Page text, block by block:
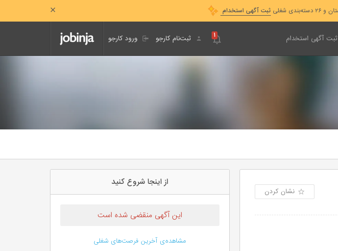
ثبت آگهی استخدام
ثبت آگهی استخدام ورود کارجو ثبت‌نام کارجو ۱
نشان کردن
از اینجا شروع کنید
این آگهی منقضی شده است
مشاهده‌ی آخرین فرصت‌های شغلی